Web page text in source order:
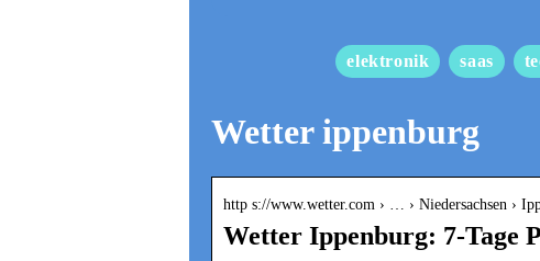
elektronik saas
Wetter ippenburg
http s://www.wetter.com › … › Niedersachsen ›
Wetter Ippenburg: 7-Tage